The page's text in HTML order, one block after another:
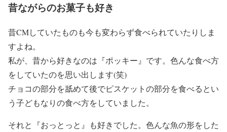
昔ながらのお菓子も好き
昔CMしていたものも今も変わらず食べられていたりしま
すよね。
私が、昔から好きなのは『ポッキー』です。色んな食べ方
をしていたのを思い出します(笑)
チョコの部分を舐めて後でピスケットの部分を食べるとい
う子どもなりの食べ方をしていました。
それと『おっとっと』も好きでした。色んな魚の形をした